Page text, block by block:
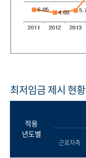
최저임금 제시 현황
적용
년도별
근로자측